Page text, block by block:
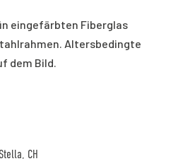
eingefärbten Fiberglas
Altersbedingte
dem Bild.
CH